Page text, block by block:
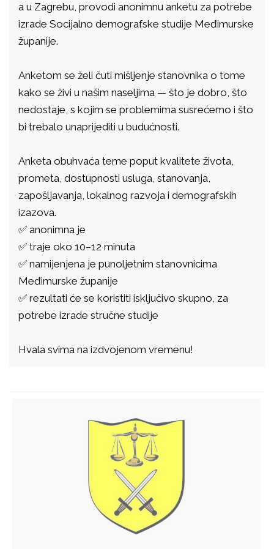
a u Zagrebu, provodi anonimnu anketu za potrebe
izrade Socijalno demografske studije Međimurske
županije.
Anketom se želi čuti mišljenje stanovnika o tome
kako se živi u našim naseljima — što je dobro, što
nedostaje, s kojim se problemima susrećemo i što
bi trebalo unaprijediti u budućnosti.
Anketa obuhvaća teme poput kvalitete života,
prometa, dostupnosti usluga, stanovanja,
zapošljavanja, lokalnog razvoja i demografskih
izazova.
✅ anonimna je
✅ traje oko 10–12 minuta
✅ namijenjena je punoljetnim stanovnicima
Međimurske županije
✅ rezultati će se koristiti isključivo skupno, za
potrebe izrade stručne studije
Hvala svima na izdvojenom vremenu!